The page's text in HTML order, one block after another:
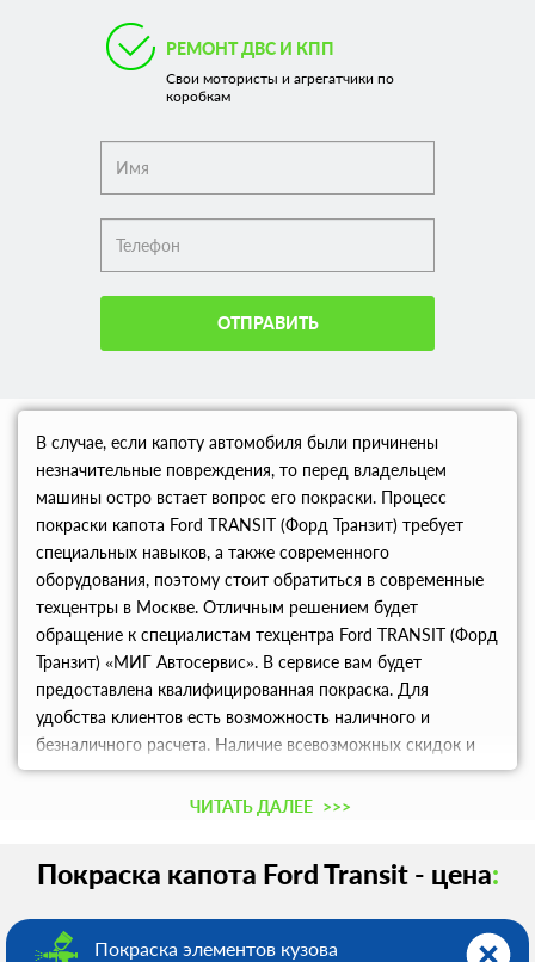
РЕМОНТ ДВС И КПП
Свои мотористы и агрегатчики по
коробкам
ОТПРАВИТЬ
В случае, если капоту автомобиля были причинены
незначительные повреждения, то перед владельцем
машины остро встает вопрос его покраски. Процесс
покраски капота Ford TRANSIT (Форд Транзит) требует
специальных навыков, а также современного
оборудования, поэтому стоит обратиться в современные
техцентры в Москве. Отличным решением будет
обращение к специалистам техцентра Ford TRANSIT (Форд
Транзит) «МИГ Автосервис». В сервисе вам будет
предоставлена квалифицированная покраска. Для
удобства клиентов есть возможность наличного и
безналичного расчета. Наличие всевозможных скидок и
также дисконтной программы порадует новых и
постоянных клиентов.ЧИТАТЬ ДАЛЕЕ >>>
Покраска капота Ford Transit - цена:
Покраска элементов кузова